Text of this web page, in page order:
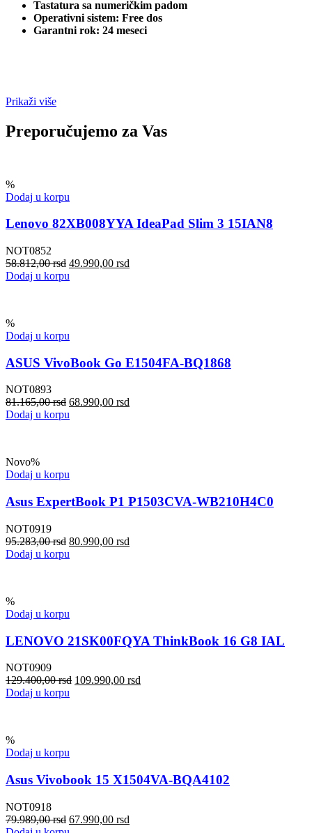
Tastatura sa numeričkim padom
Operativni sistem: Free dos
Garantni rok: 24 meseci
Prikaži više
Preporučujemo za Vas
%
Dodaj u korpu
Lenovo 82XB008YYA IdeaPad Slim 3 15IAN8
NOT0852
58.812,00rsd 49.990,00 rsd
Dodaj u korpu
%
Dodaj u korpu
ASUS VivoBook Go E1504FA-BQ1868
NOT0893
81.165,00rsd 68.990,00 rsd
Dodaj u korpu
Novo%
Dodaj u korpu
Asus ExpertBook P1 P1503CVA-WB210H4C0
NOT0919
95.283,00rsd 80.990,00 rsd
Dodaj u korpu
%
Dodaj u korpu
LENOVO 21SK00FQYA ThinkBook 16 G8 IAL
NOT0909
129.400,00rsd 109.990,00 rsd
Dodaj u korpu
%
Dodaj u korpu
Asus Vivobook 15 X1504VA-BQA4102
NOT0918
79.989,00rsd 67.990,00 rsd